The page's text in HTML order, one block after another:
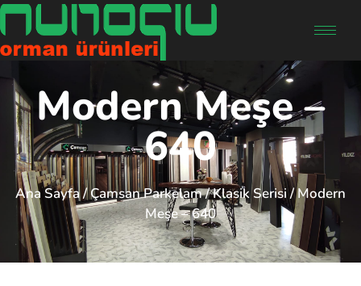
Modern Meşe –
640
Ana Sayfa/Çamsan Parkelam/Klasik Serisi/ Modern
Meşe – 640